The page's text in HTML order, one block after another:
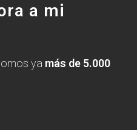
a mi
ya más de 5.000